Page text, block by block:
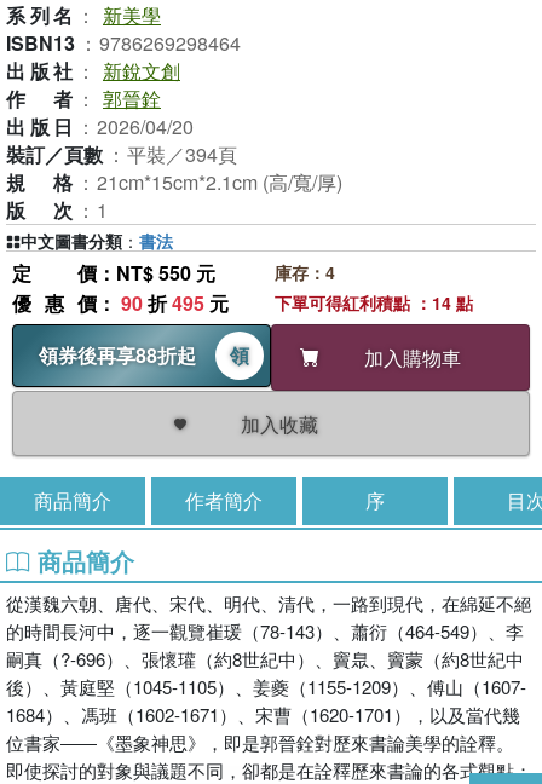
系列名 ：
新美學
ISBN13 ： 9786269298464
出版社 ：
新銳文創
作者 ： 郭晉銓
出版日 ： 2026/04/20
裝訂／頁數 ： 平裝／394頁
規格 ： 21cm*15cm*2.1cm (高/寬/厚)
版次 ： 1
定價 ：NT$ 550 元
優惠價 ： 90折495 元
領券後再享88折起
領 加入購物車
加入收藏
庫存：4
下單可得紅利積點 ：14 點
中文圖書分類 ： 書法
商品簡介 作者簡介 序 目
商品簡介
從漢魏六朝、唐代、宋代、明代、清代，一路到現代，在綿延不絕
的時間長河中，逐一觀覽崔瑗（78-143）、蕭衍（464-549）、李
嗣真（?-696）、張懷瓘（約8世紀中）、竇臮、竇蒙（約8世紀中
後）、黃庭堅（1045-1105）、姜夔（1155-1209）、傅山（1607-
1684）、馮班（1602-1671）、宋曹（1620-1701），以及當代幾
位書家――《墨象神思》，即是郭晉銓對歷來書論美學的詮釋。
即使探討的對象與議題不同，卻都是在詮釋歷來書論的各式觀點：